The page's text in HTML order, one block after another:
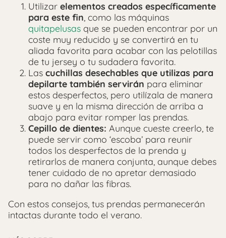
Utilizar elementos creados específicamente
para este fin, como las máquinas
quitapelusas que se pueden encontrar por un
coste muy reducido y se convertirá en tu
aliada favorita para acabar con las pelotillas
de tu jersey o tu sudadera favorita.
Las cuchillas desechables que utilizas para
depilarte también servirán para eliminar
estos desperfectos, pero utilízala de manera
suave y en la misma dirección de arriba a
abajo para evitar romper las prendas.
Cepillo de dientes: Aunque cueste creerlo, te
puede servir como ‘escoba’ para reunir
todos los desperfectos de la prenda y
retirarlos de manera conjunta, aunque debes
tener cuidado de no apretar demasiado
para no dañar las fibras.
Con estos consejos, tus prendas permanecerán
intactas durante todo el verano.